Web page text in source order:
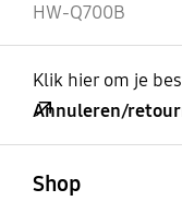
HW-Q700B
Klik hier om je
Annuleren/
Shop